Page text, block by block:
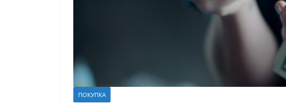
ПОКУПКА